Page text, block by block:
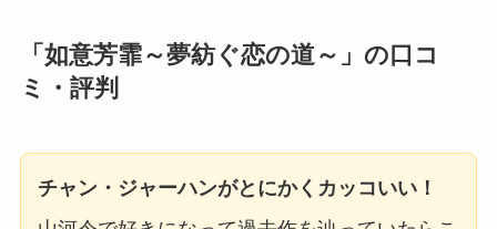
「如意芳霏～夢紡ぐ恋の道～」の口コ
ミ・評判
チャン・ジャーハンがとにかくカッコいい！